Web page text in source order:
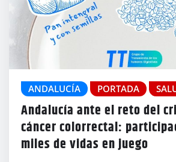
ANDALUCÍA PORTADA
Andalucía ante el reto del
cáncer colorrectal:
miles de vidas en juego